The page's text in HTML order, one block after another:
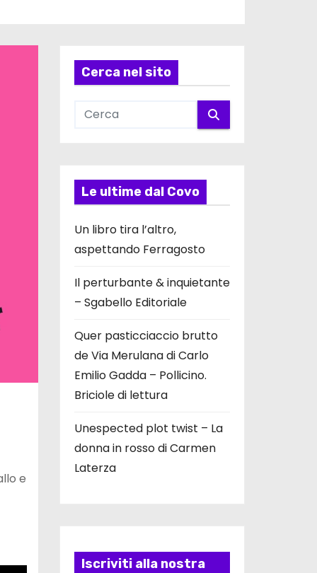
e
Cerca nel sito
Le ultime dal Covo
Un libro tira l’altro,
aspettando Ferragosto
Il perturbante & inquietante
– Sgabello Editoriale
Quer pasticciaccio brutto
de Via Merulana di Carlo
Emilio Gadda – Pollicino.
Briciole di lettura
Unespected plot twist – La
donna in rosso di Carmen
Laterza
Iscriviti alla nostra